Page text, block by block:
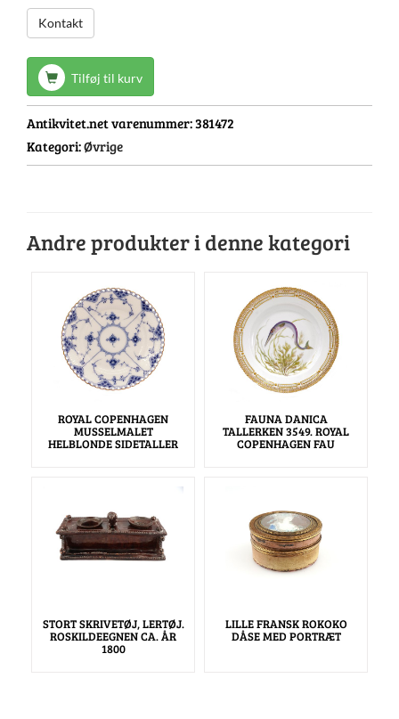
Kontakt
Tilføj til kurv
Antikvitet.net varenummer:381472
Kategori:Øvrige
Andre produkter i denne kategori
ROYAL COPENHAGEN
MUSSELMALET
HELBLONDE SIDETALLER
FAUNA DANICA
TALLERKEN 3549. ROYAL
COPENHAGEN FAU
STORT SKRIVETØJ, LERTØJ.
ROSKILDEEGNEN CA. ÅR
1800
LILLE FRANSK ROKOKO
DÅSE MED PORTRÆT